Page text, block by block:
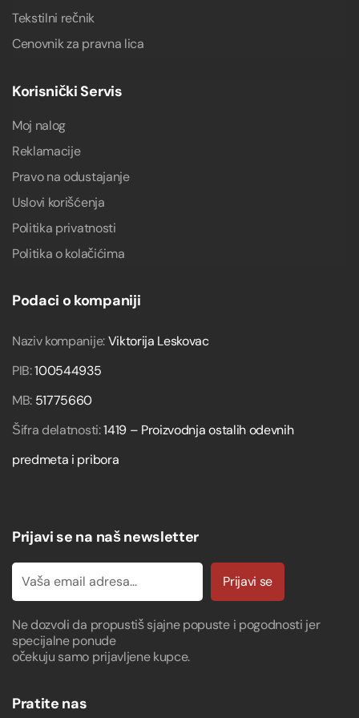
Tekstilni rečnik
Cenovnik za pravna lica
Korisnički Servis
Moj nalog
Reklamacije
Pravo na odustajanje
Uslovi korišćenja
Politika privatnosti
Politika o kolačićima
Podaci o kompaniji
Naziv kompanije:Viktorija Leskovac
PIB:100544935
MB: 51775660
Šifra delatnosti:1419 – Proizvodnja ostalih odevnih
predmeta i pribora
Prijavi se na naš newsletter
Prijavi se
Ne dozvoli da propustiš sjajne popuste i pogodnosti jer
specijalne ponude
očekuju samo prijavljene kupce.
Pratite nas